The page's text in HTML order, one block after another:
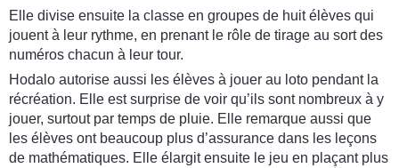
Elle divise ensuite la classe en groupes de huit élèves qui
jouent à leur rythme, en prenant le rôle de tirage au sort des
numéros chacun à leur tour.
Hodalo autorise aussi les élèves à jouer au loto pendant la
récréation. Elle est surprise de voir qu’ils sont nombreux à y
jouer, surtout par temps de pluie. Elle remarque aussi que
les élèves ont beaucoup plus d’assurance dans les leçons
de mathématiques. Elle élargit ensuite le jeu en plaçant plus